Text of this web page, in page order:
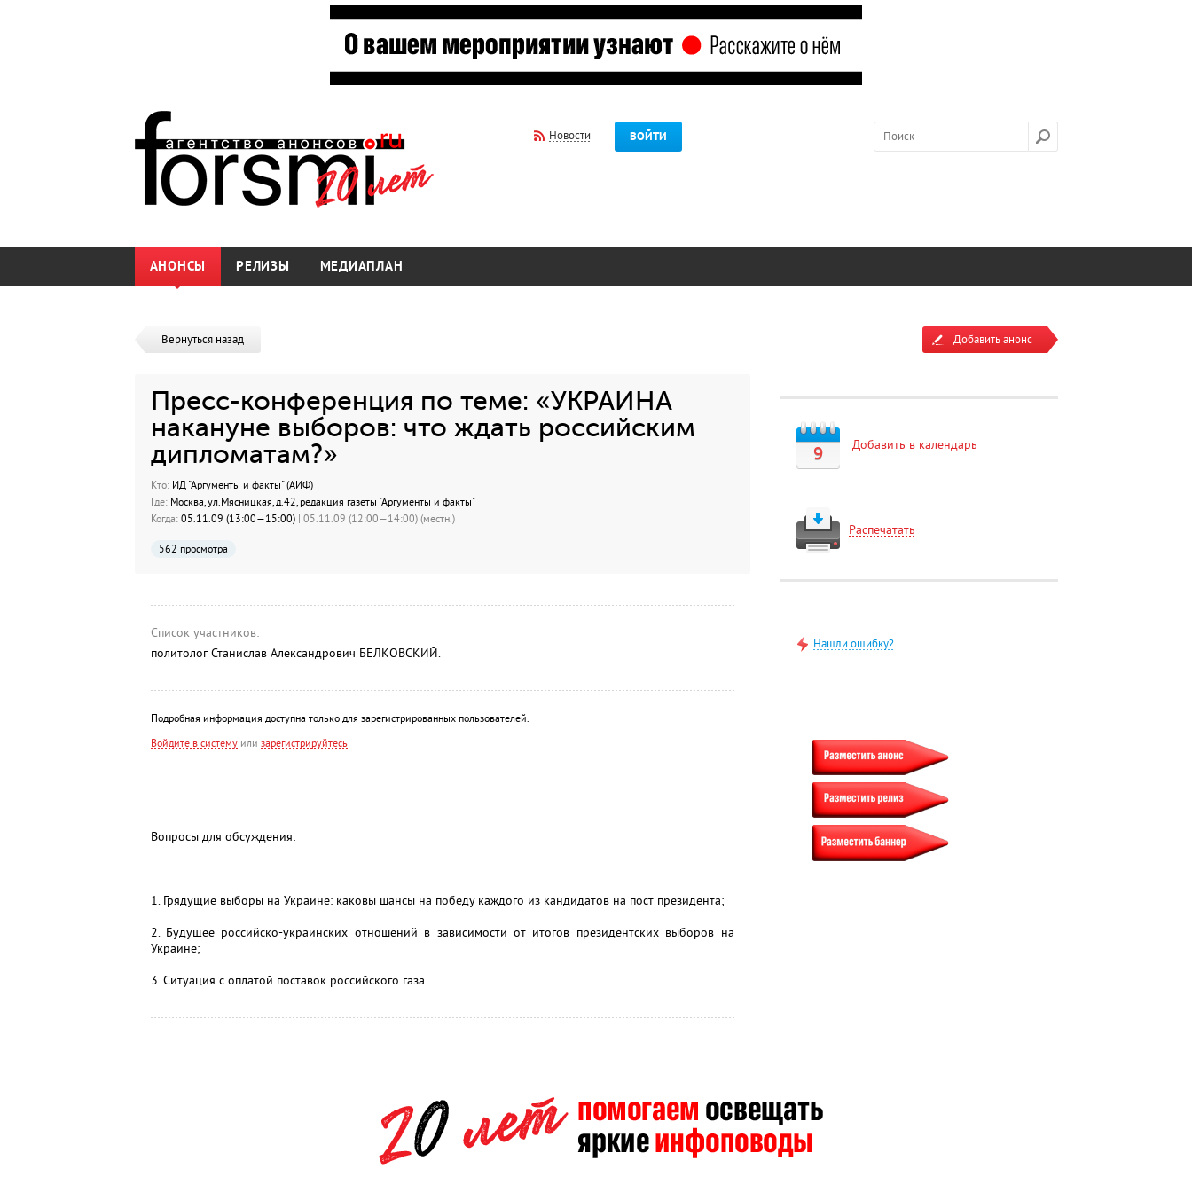
Новости ВОЙТИ
АНОНСЫ РЕЛИЗЫ МЕДИАПЛАН
Вернуться назад
Пресс-конференция по теме: «УКРАИНА
накануне выборов: что ждать российским
дипломатам?»
Кто:ИД "Аргументы и факты" (АИФ)
Где:Москва, ул.Мясницкая, д.42, редакция газеты "Аргументы и факты"
Когда:05.11.09 (13:00—15:00) | 05.11.09 (12:00—14:00) (местн.)
562 просмотра
Список участников:
политолог Станислав Александрович БЕЛКОВСКИЙ.
Подробная информация доступна только для зарегистрированных пользователей.
Войдите в системуили зарегистрируйтесь
Вопросы для обсуждения:
1. Грядущие выборы на Украине: каковы шансы на победу каждого из кандидатов на пост президента;
2. Будущее российско-украинских отношений в зависимости от итогов президентских выборов на
Украине;
3. Ситуация с оплатой поставок российского газа.
Добавить анонс
9 Добавить в календарь
Распечатать
Нашли ошибку?